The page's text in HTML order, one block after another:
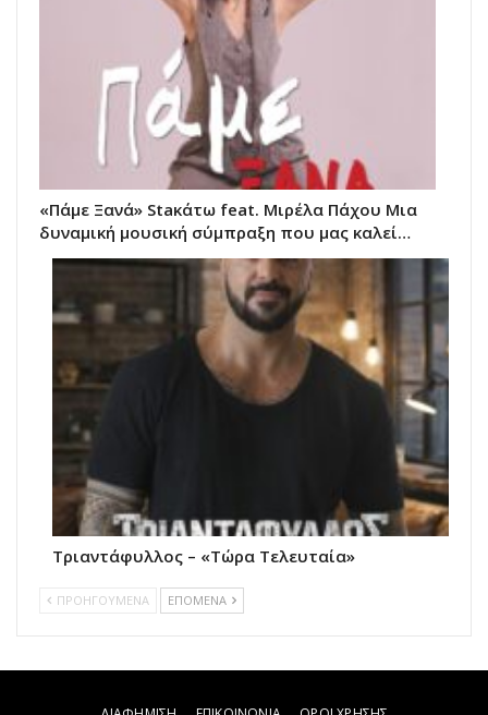
«Πάμε Ξανά» Staκάτω feat. Μιρέλα Πάχου Μια
δυναμική μουσική σύμπραξη που μας καλεί…
Τριαντάφυλλος – «Τώρα Τελευταία»
ΠΡΟΗΓΟΥΜΕΝΑ ΕΠΟΜΕΝΑ